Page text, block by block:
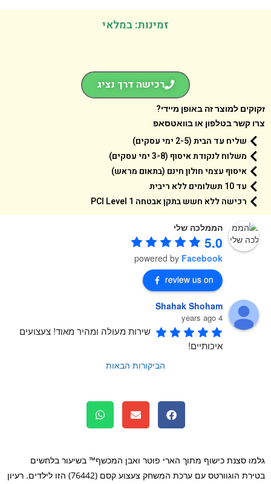
זמינות: במלאי
רכישה דרך נציג
למוצר זה באופן מיידי?
קשר בטלפון או בוואטסאפ
שליח עד הבית (2-5 ימי עסקים)
משלוח לנקודת איסוף (3-8 ימי עסקים)
איסוף עצמי חולון חינם (בתאום מראש)
עד 10 תשלומים ללא ריבית
רכישה ללא חשש בתקן אבטחה 1 PCI Level
הממלכה שלי
5.0
powered byFacebook
review us on
Shahak Shoham
4 years ago
שירות מעולה ומהיר מאוד! צעצועים
איכותיים!
הביקורות הבאות
סצנת כישוף מתוך הארי פוטר ואבן המכשף™ בשיעור בלחשים
בטירת הוגוורטס עם ערכת המשחק צעצוע קסם (76442) הזו לילדים. רעיון